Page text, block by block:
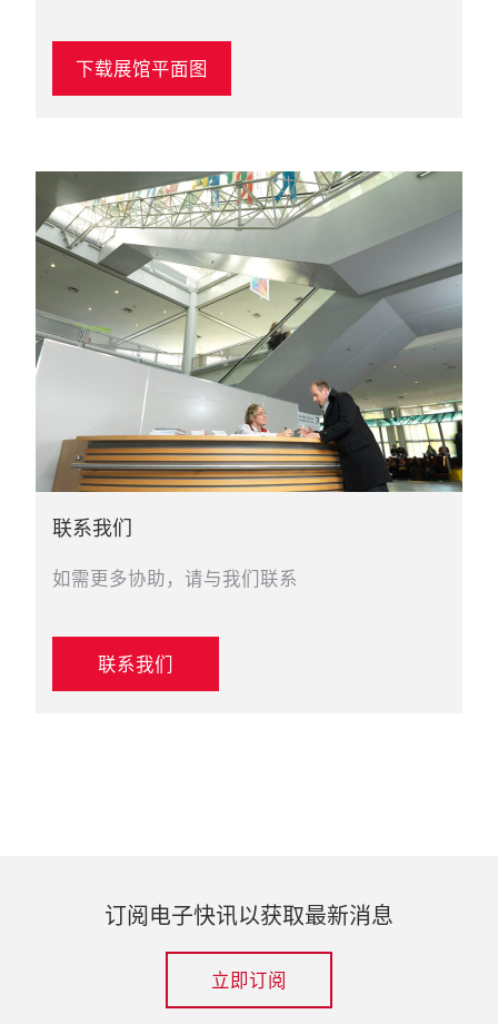
下载展馆平面图
联系我们
如需更多协助，请与我们联系
联系我们
订阅电子快讯以获取最新消息
立即订阅